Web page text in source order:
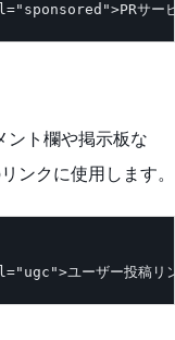
サービ
ント欄や掲示板な
ンクに使用します。
ユーザー投稿リ